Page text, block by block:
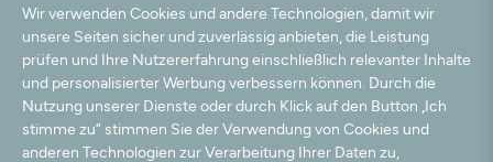
*Alle Preise inkl. MwSt. und zzgl. Versandkosten. **Kostenloser Versand und Rückversand
Hinweis:
Wir nutzen Ihre E-Mail Adresse für werbliche Zwecke, die jederzeit widerrufen
werden können. Ihre Daten werden nicht an Dritte weitergegeben.
Wir verwenden Cookies und andere Technologien, damit wir
unsere Seiten sicher und zuverlässig anbieten, die Leistung
prüfen und Ihre Nutzererfahrung einschließlich relevanter Inhalte
und personalisierter Werbung verbessern können. Durch die
Nutzung unserer Dienste oder durch Klick auf den Button „Ich
stimme zu“ stimmen Sie der Verwendung von Cookies und
anderen Technologien zur Verarbeitung Ihrer Daten zu,